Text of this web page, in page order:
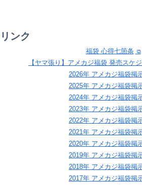
リンク
福袋 心得七箇条
【ヤマ張り】アメカジ福袋 発売スケ
2026年 アメカジ福袋掲
2025年 アメカジ福袋掲
2024年 アメカジ福袋掲
2023年 アメカジ福袋掲
2022年 アメカジ福袋掲
2021年 アメカジ福袋掲
2020年 アメカジ福袋掲
2019年 アメカジ福袋掲
2018年 アメカジ福袋掲
2017年 アメカジ福袋掲